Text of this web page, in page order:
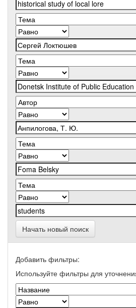
Начать новый поиск
Добавить фильтры:
Используйте фильтры для